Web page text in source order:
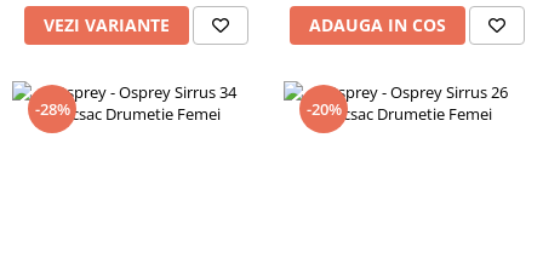
VEZI VARIANTE ADAUGA IN COS
-28% -20%